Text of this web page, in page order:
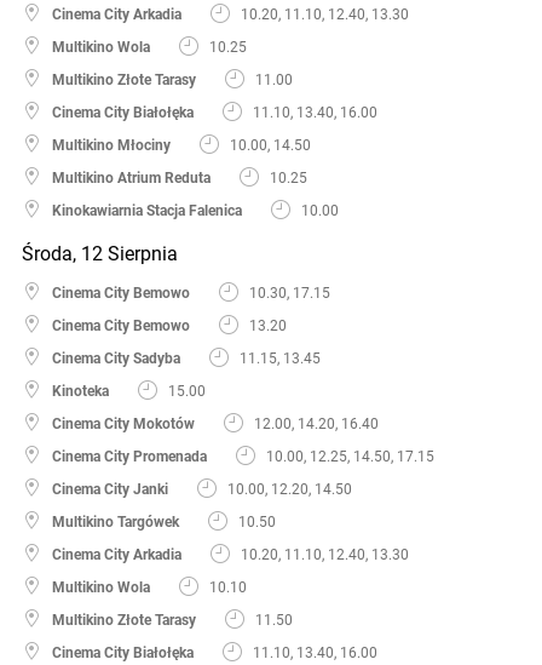
Cinema City Arkadia
10.20, 11.10, 12.40, 13.30
Multikino Wola
10.25
Multikino Złote Tarasy
11.00
Cinema City Białołęka
11.10, 13.40, 16.00
Multikino Młociny
10.00, 14.50
Multikino Atrium Reduta
10.25
Kinokawiarnia Stacja Falenica
10.00
Środa, 12 Sierpnia
Cinema City Bemowo
10.30, 17.15
Cinema City Bemowo
13.20
Cinema City Sadyba
11.15, 13.45
Kinoteka
15.00
Cinema City Mokotów
12.00, 14.20, 16.40
Cinema City Promenada
10.00, 12.25, 14.50, 17.15
Cinema City Janki
10.00, 12.20, 14.50
Multikino Targówek
10.50
Cinema City Arkadia
10.20, 11.10, 12.40, 13.30
Multikino Wola
10.10
Multikino Złote Tarasy
11.50
Cinema City Białołęka
11.10, 13.40, 16.00